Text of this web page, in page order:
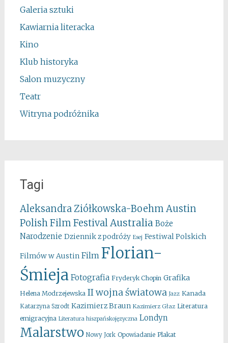
Galeria sztuki
Kawiarnia literacka
Kino
Klub historyka
Salon muzyczny
Teatr
Witryna podróżnika
Tagi
Aleksandra Ziółkowska-Boehm Austin
Polish Film FestivalAustralia Boże
Narodzenie Dziennik z podróży Esej Festiwal Polskich
Filmów w Austin Film Florian-
Śmieja Fotografia Fryderyk Chopin Grafika
Helena Modrzejewska II wojna światowa Jazz Kanada
Katarzyna Szrodt Kazimierz Braun Kazimierz Głaz Literatura
emigracyjna Literatura hiszpańskojęzyczna Londyn
Malarstwo Nowy Jork Opowiadanie Plakat